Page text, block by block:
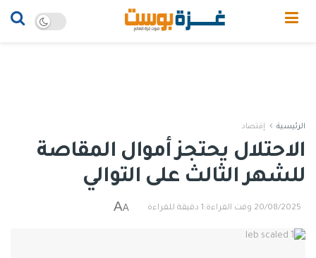
الرئيسية إقتصاد
الاحتلال يحتجز أموال المقاصة
للشهر الثالث على التوالي
20/08/2025 وقت القراءة:1 دقيقة للقراءة A
A